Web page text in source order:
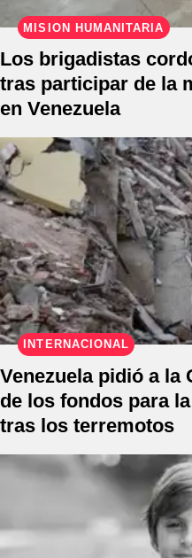
MISIÓN HUMANITARIA
Los brigadistas
tras participar de la
en Venezuela
INTERNACIONAL
Venezuela pidió a la
de los fondos para
tras los terremotos